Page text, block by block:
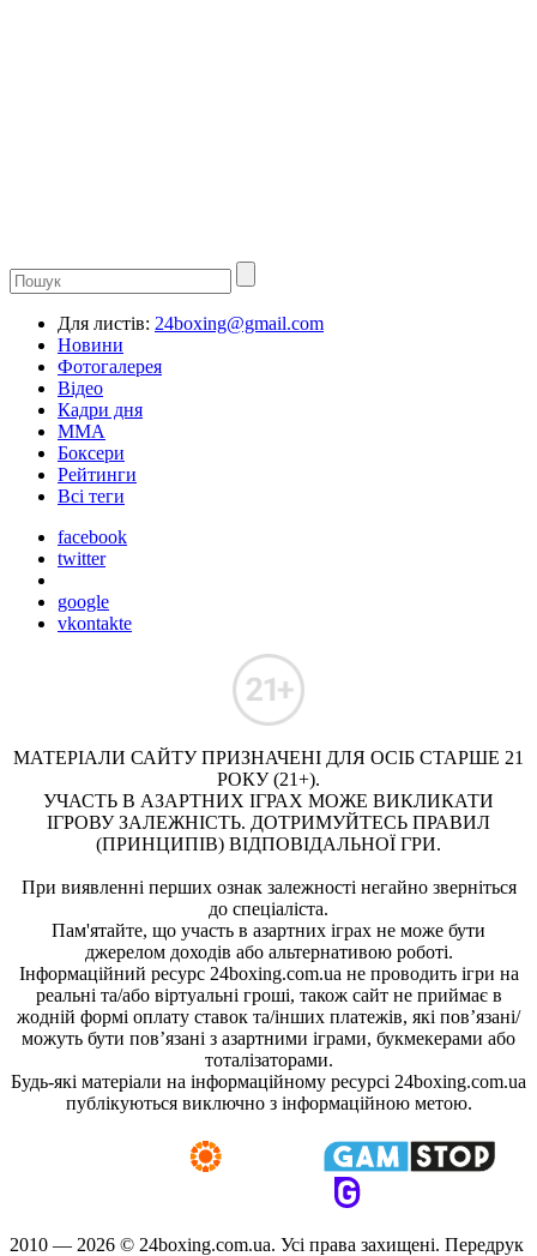
Для листів: 24boxing@gmail.com
Новини
Фотогалерея
Відео
Кадри дня
ММА
Боксери
Рейтинги
Всі теги
facebook
twitter
google
vkontakte
МАТЕРІАЛИ САЙТУ ПРИЗНАЧЕНІ ДЛЯ ОСІБ СТАРШЕ 21
РОКУ (21+).
УЧАСТЬ В АЗАРТНИХ ІГРАХ МОЖЕ ВИКЛИКАТИ
ІГРОВУ ЗАЛЕЖНІСТЬ. ДОТРИМУЙТЕСЬ ПРАВИЛ
(ПРИНЦИПІВ) ВІДПОВІДАЛЬНОЇ ГРИ.
При виявленні перших ознак залежності негайно зверніться
до спеціаліста.
Пам'ятайте, що участь в азартних іграх не може бути
джерелом доходів або альтернативою роботі.
Інформаційний ресурс 24boxing.com.ua не проводить ігри на
реальні та/або віртуальні гроші, також сайт не приймає в
жодній формі оплату ставок та/інших платежів, які пов’язані/
можуть бути пов’язані з азартними іграми, букмекерами або
тоталізаторами.
Будь-які матеріали на інформаційному ресурсі 24boxing.com.ua
публікуються виключно з інформаційною метою.
2010 — 2026 © 24boxing.com.ua. Усi права захищенi. Передрук